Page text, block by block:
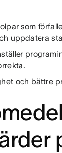
som
uppdatera
och bättre